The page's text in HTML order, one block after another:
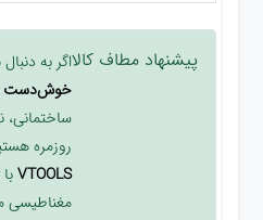
پیشنهاد مطاف کالااگر به
خوش‌دست
روزمره
VTOOLS
مغناطیسی